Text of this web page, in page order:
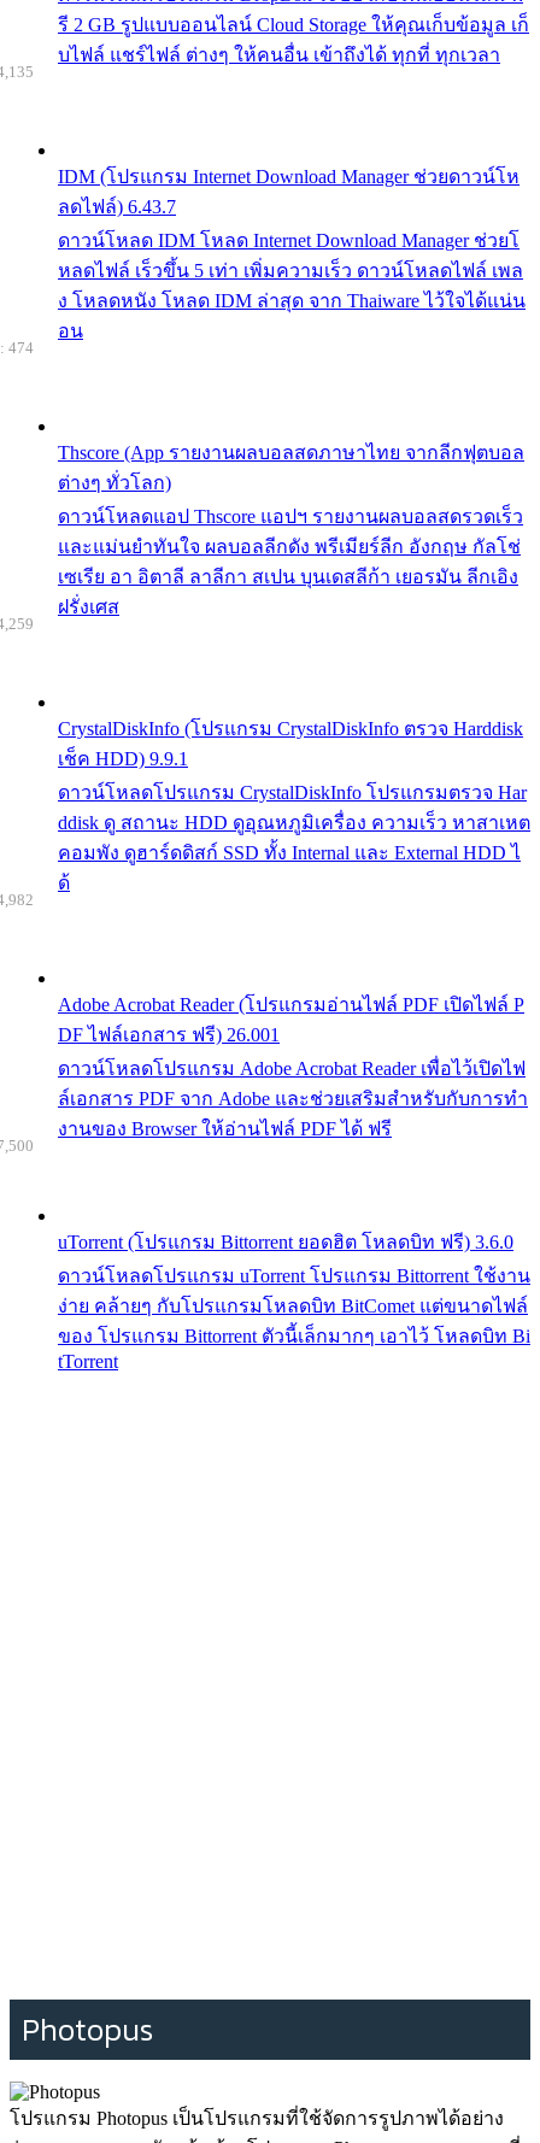
รี 2 GB รูปแบบออนไลน์ Cloud Storage ให้คุณเก็บข้อมูล เก็
บไฟล์ แชร์ไฟล์ ต่างๆ ให้คนอื่น เข้าถึงได้ ทุกที่ ทุกเวลา
IDM (โปรแกรม Internet Download Manager ช่วยดาวน์โห
ลดไฟล์) 6.43.7
ดาวน์โหลด IDM โหลด Internet Download Manager ช่วยโ
หลดไฟล์ เร็วขึ้น 5 เท่า เพิ่มความเร็ว ดาวน์โหลดไฟล์ เพล
ง โหลดหนัง โหลด IDM ล่าสุด จาก Thaiware ไว้ใจได้แน่น
อน
Thscore (App รายงานผลบอลสดภาษาไทย จากลีกฟุตบอล
ต่างๆ ทั่วโลก)
ดาวน์โหลดแอป Thscore แอปฯ รายงานผลบอลสดรวดเร็ว
และแม่นยำทันใจ ผลบอลลีกดัง พรีเมียร์ลีก อังกฤษ กัลโช่
เซเรีย อา อิตาลี ลาลีกา สเปน บุนเดสลีก้า เยอรมัน ลีกเอิง
ฝรั่งเศส
474
CrystalDiskInfo (โปรแกรม CrystalDiskInfo ตรวจ Harddisk
เช็ค HDD) 9.9.1
ดาวน์โหลดโปรแกรม CrystalDiskInfo โปรแกรมตรวจ Har
ddisk ดู สถานะ HDD ดูอุณหภูมิเครื่อง ความเร็ว หาสาเหต
คอมพัง ดูฮาร์ดดิสก์ SSD ทั้ง Internal และ External HDD ไ
ด้
Adobe Acrobat Reader (โปรแกรมอ่านไฟล์ PDF เปิดไฟล์ P
DF ไฟล์เอกสาร ฟรี) 26.001
ดาวน์โหลดโปรแกรม Adobe Acrobat Reader เพื่อไว้เปิดไฟ
ล์เอกสาร PDF จาก Adobe และช่วยเสริมสำหรับกับการทำ
งานของ Browser ให้อ่านไฟล์ PDF ได้ ฟรี
uTorrent (โปรแกรม Bittorrent ยอดฮิต โหลดบิท ฟรี) 3.6.0
ดาวน์โหลดโปรแกรม uTorrent โปรแกรม Bittorrent ใช้งาน
ง่าย คล้ายๆ กับโปรแกรมโหลดบิท BitComet แต่ขนาดไฟล์
ของ โปรแกรม Bittorrent ตัวนี้เล็กมากๆ เอาไว้ โหลดบิท Bi
tTorrent
Photopus
โปรแกรม Photopus เป็นโปรแกรมที่ใช้จัดการรูปภาพได้อย่าง